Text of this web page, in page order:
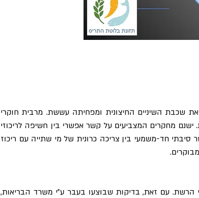
שכבת השיניים החיצונית ומפחיתה עששת. מרבית חוקרי
ישנם מחקרים המצביעים על קשר אפשרי בין חשיפה לריכוזי
חד-משמעי בין צריכה כרונית של מי שתייה עם ריכוז
מתיר ריכוזי פלואוריד של עד 1.5 מ"ג לליטר במי הרשת. עם זאת, בדיקות שבוצעו בעבר ע"י משרד הבריאות,